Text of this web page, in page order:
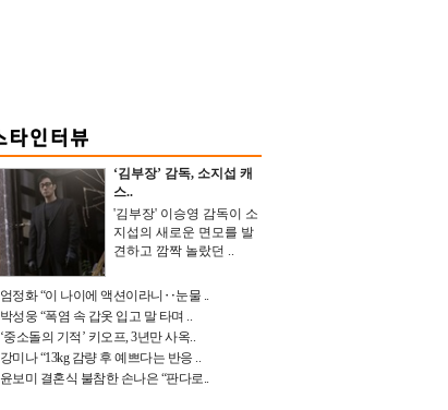
‘김부장’ 감독, 소지섭 캐
스..
'김부장' 이승영 감독이 소
지섭의 새로운 면모를 발
견하고 깜짝 놀랐던 ..
엄정화 “이 나이에 액션이라니‥눈물 ..
박성웅 “폭염 속 갑옷 입고 말 타며 ..
‘중소돌의 기적’ 키오프, 3년만 사옥..
강미나 “13kg 감량 후 예쁘다는 반응 ..
윤보미 결혼식 불참한 손나은 “판다로..